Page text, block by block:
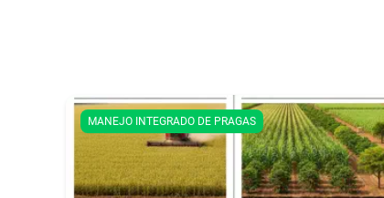
MANEJO INTEGRADO DE PRAGAS